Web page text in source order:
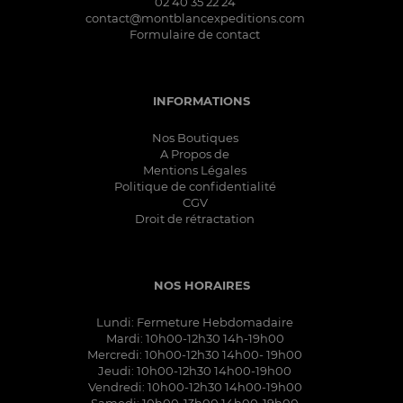
contact@montblancexpeditions.com
Formulaire de contact
INFORMATIONS
Nos Boutiques
A Propos de
Mentions Légales
Politique de confidentialité
CGV
Droit de rétractation
NOS HORAIRES
Lundi: Fermeture Hebdomadaire
Mardi: 10h00-12h30 14h-19h00
Mercredi: 10h00-12h30 14h00- 19h00
Jeudi: 10h00-12h30 14h00-19h00
Vendredi: 10h00-12h30 14h00-19h00